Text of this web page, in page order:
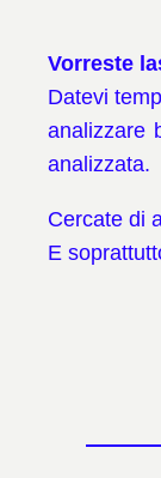
Vorreste
Datevi
analizzare
analizzata.
Cercate di
E